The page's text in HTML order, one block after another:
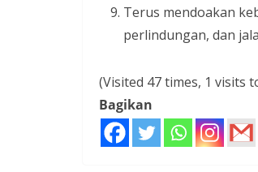
Terus mendoakan
perlindungan, dan
(Visited 47 times, 1 visits
Bagikan